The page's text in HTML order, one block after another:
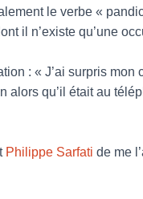
le verbe «
il n’existe qu’une
: « J’ai surpris mon
alors qu’il était au
Philippe Sarfati de me